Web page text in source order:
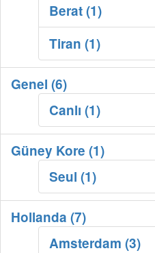
Berat (1)
Tiran (1)
Genel (6)
Canlı (1)
Güney Kore (1)
Seul (1)
Hollanda (7)
Amsterdam (3)